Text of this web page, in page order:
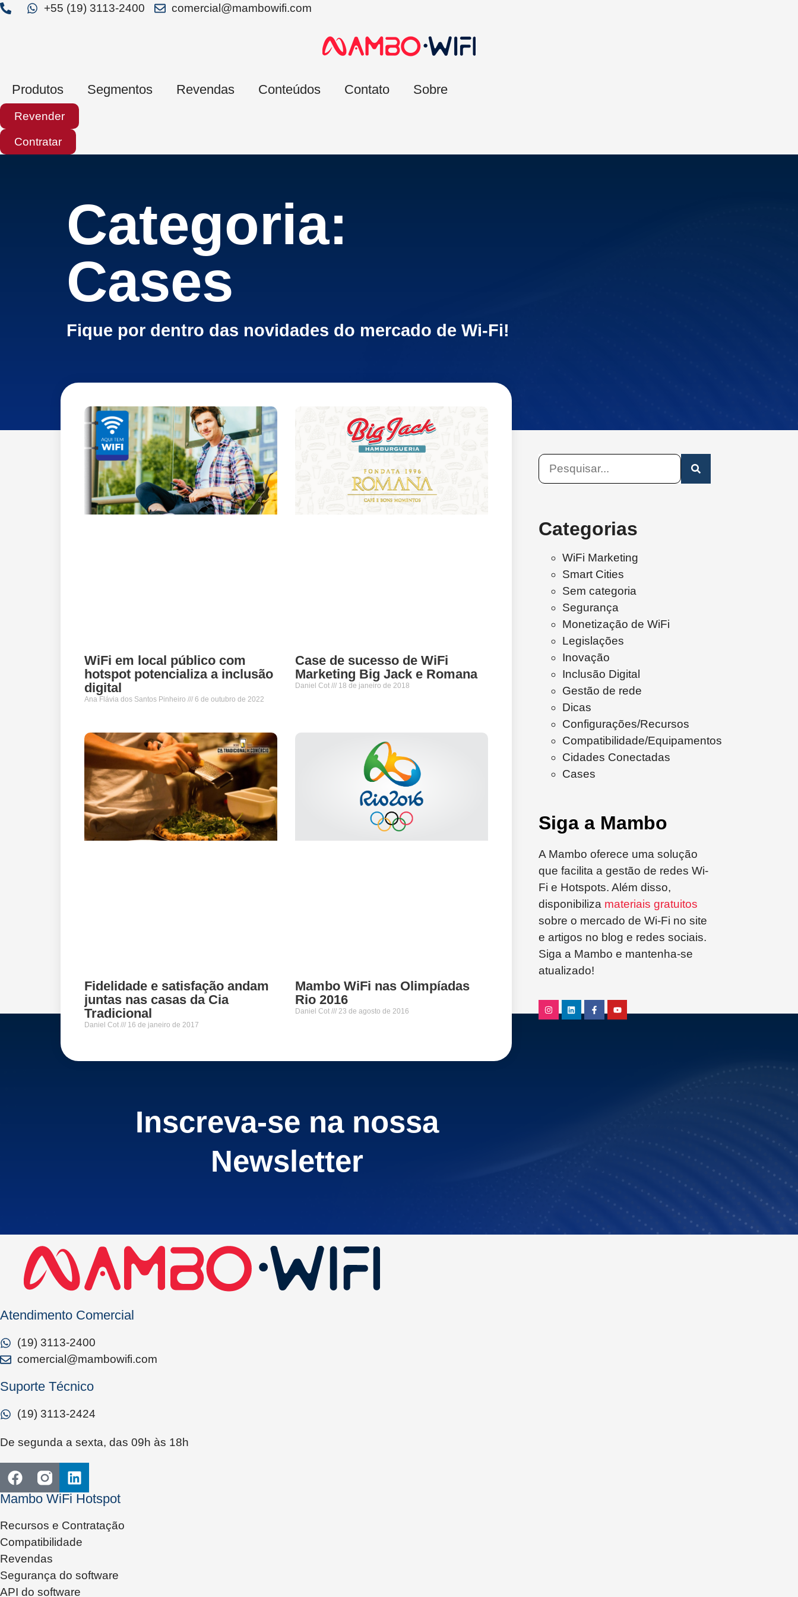
+55 (19) 3113-2400 comercial@mambowifi.com
Produtos Segmentos Revendas Conteúdos Contato Sobre
Revender
Contratar
Categoria:
Cases
Fique por dentro das novidades do mercado de Wi-Fi!
WiFi em local público com
hotspot potencializa a inclusão
digital
Ana Flávia dos Santos Pinheiro 6 de outubro de 2022
Case de sucesso de WiFi
Marketing Big Jack e Romana
Daniel Cot 18 de janeiro de 2018
Fidelidade e satisfação andam
juntas nas casas da Cia
Tradicional
Daniel Cot 16 de janeiro de 2017
Mambo WiFi nas Olimpíadas
Rio 2016
Daniel Cot 23 de agosto de 2016
Categorias
WiFi Marketing
Smart Cities
Sem categoria
Segurança
Monetização de WiFi
Legislações
Inovação
Inclusão Digital
Gestão de rede
Dicas
Configurações/Recursos
Compatibilidade/Equipamentos
Cidades Conectadas
Cases
Siga a Mambo
A Mambo oferece uma solução
que facilita a gestão de redes Wi-
Fi e Hotspots. Além disso,
disponibiliza materiais gratuitos
sobre o mercado de Wi-Fi no site
e artigos no blog e redes sociais.
Siga a Mambo e mantenha-se
atualizado!
Inscreva-se na nossa
Newsletter
Atendimento Comercial
(19) 3113-2400
comercial@mambowifi.com
Suporte Técnico
(19) 3113-2424
De segunda a sexta, das 09h às 18h
Mambo WiFi Hotspot
Recursos e Contratação
Compatibilidade
Revendas
Segurança do software
API do software